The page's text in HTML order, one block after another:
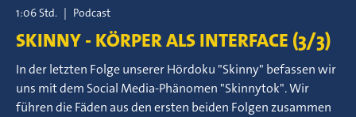
1:06 Std. | Podcast
SKINNY - KÖRPER ALS INTERFACE (3/3)
In der letzten Folge unserer Hördoku "Skinny" befassen wir
uns mit dem Social Media-Phänomen "Skinnytok". Wir
führen die Fäden aus den ersten beiden Folgen zusammen